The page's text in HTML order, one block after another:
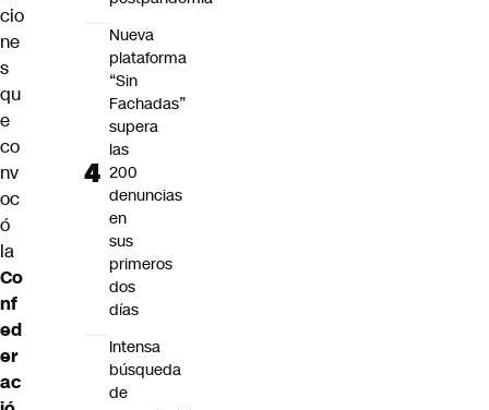
cio
ne
s
qu
e
co
nv
oc
ó
la
Co
nf
ed
er
ac
Nueva
plataforma
“Sin
Fachadas”
supera
las
200
denuncias
en
sus
primeros
dos
días
Intensa
búsqueda
de